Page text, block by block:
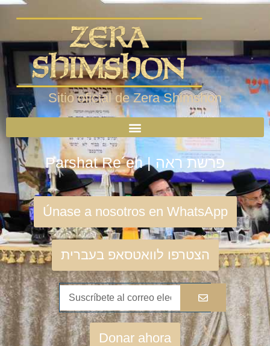
Sitio oficial de Zera Shimshon
Parshat Re´eh | פרשת ראה
Únase a nosotros en WhatsApp
הצטרפו לוואטסאפ בעברית
Donar ahora